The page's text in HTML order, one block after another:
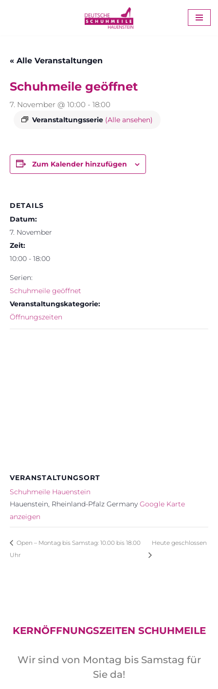
« Alle Veranstaltungen
Schuhmeile geöffnet
7. November @ 10:00 - 18:00
Veranstaltungsserie (Alle ansehen)
Zum Kalender hinzufügen
DETAILS
Datum:
7. November
Zeit:
10:00 - 18:00
Serien:
Schuhmeile geöffnet
Veranstaltungskategorie:
Öffnungszeiten
VERANSTALTUNGSORT
Schuhmeile Hauenstein
Hauenstein Rheinland-Pfalz Germany Google Karte
anzeigen
Open – Montag bis Samstag: 10.00 bis 18.00
Uhr
Heute geschlossen
KERNÖFFNUNGSZEITEN SCHUHMEILE
Wir sind von Montag bis Samstag für
Sie da!